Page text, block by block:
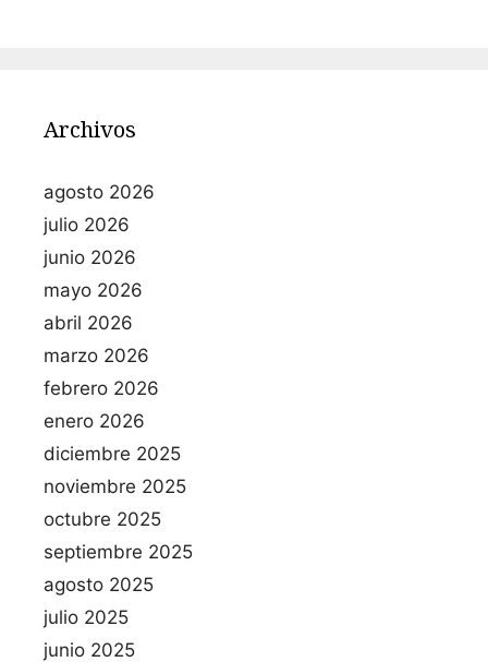
Archivos
agosto 2026
julio 2026
junio 2026
mayo 2026
abril 2026
marzo 2026
febrero 2026
enero 2026
diciembre 2025
noviembre 2025
octubre 2025
septiembre 2025
agosto 2025
julio 2025
junio 2025